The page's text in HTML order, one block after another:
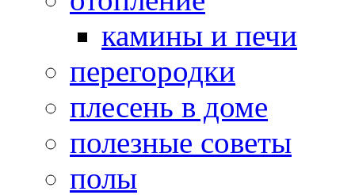
камины и печи
перегородки
плесень в доме
полезные советы
полы